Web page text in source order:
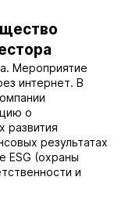
Мероприятие
интернет. В
о
развития
результатах
ESG (охраны
и